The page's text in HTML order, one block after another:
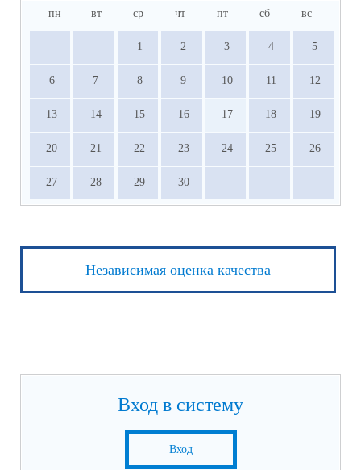
пн вт ср чт пт сб вс
1 2 3 4 5
6 7 8 9 10 11 12
13 14 15 16 17 18 19
20 21 22 23 24 25 26
27 28 29 30
Независимая оценка качества
Вход в систему
Вход